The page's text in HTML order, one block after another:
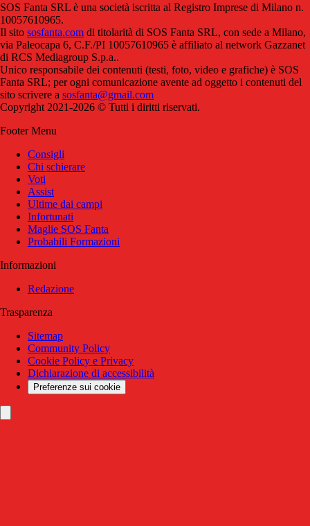
SOS Fanta SRL è una società iscritta al Registro Imprese di Milano n.
10057610965.
Il sito sosfanta.com di titolarità di SOS Fanta SRL, con sede a Milano,
via Paleocapa 6, C.F./PI 10057610965 è affiliato al network Gazzanet
di RCS Mediagroup S.p.a..
Unico responsabile dei contenuti (testi, foto, video e grafiche) è SOS
Fanta SRL; per ogni comunicazione avente ad oggetto i contenuti del
sito scrivere a sosfanta@gmail.com
Copyright 2021-2026 © Tutti i diritti riservati.
Footer Menu
Consigli
Chi schierare
Voti
Assist
Ultime dai campi
Infortunati
Maglie SOS Fanta
Probabili Formazioni
Informazioni
Redazione
Trasparenza
Sitemap
Community Policy
Cookie Policy e Privacy
Dichiarazione di accessibilità
Preferenze sui cookie